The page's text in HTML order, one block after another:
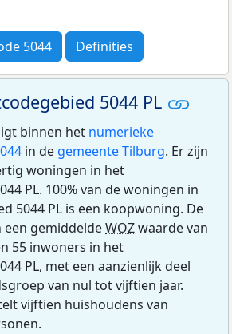
5044 Definities
5044 PL
binnen het numerieke
in de gemeente Tilburg. Er zijn
woningen in het
PL. 100% van de woningen in
5044 PL is een koopwoning. De
gemiddeldeWOZwaarde van
55 inwoners in het
PL, met een aanzienlijk deel
van nul tot vijftien jaar.
vijftien huishoudens van